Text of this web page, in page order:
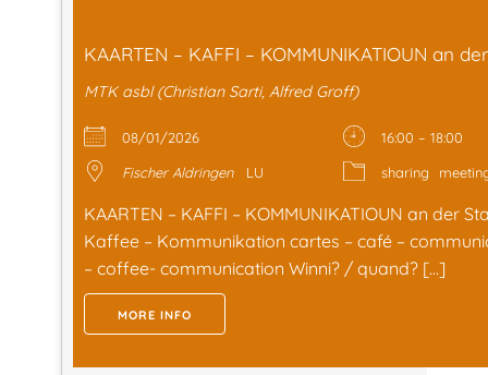
KAARTEN – KAFFI – KOMMUNIKATIOUN an
MTK asbl (Christian Sarti, Alfred Groff)
08/01/2026
16:00 – 18:00
Fischer Aldringen
LU sharing
KAARTEN – KAFFI – KOMMUNIKATIOUN an der
Kaffee – Kommunikation cartes – café –
– coffee- communication Winni? / quand? […]
MORE INFO